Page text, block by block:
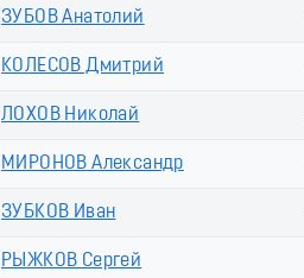
ЗУБОВ Анатолий
КОЛЕСОВ Дмитрий
ЛОХОВ Николай
МИРОНОВ Александр
ЗУБКОВ Иван
РЫЖКОВ Сергей